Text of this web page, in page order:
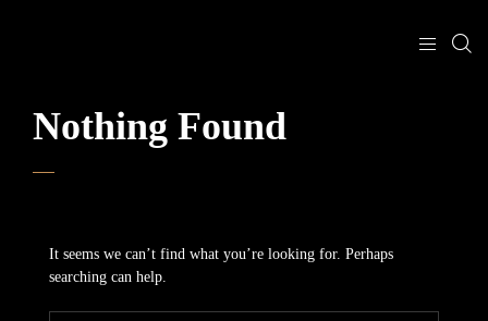
Nothing Found
It seems we can’t find what you’re looking for. Perhaps
searching can help.